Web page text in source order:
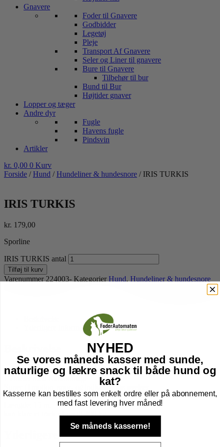
Gnavere
Foder til Gnavere
Godbidder
Legetøj
Pleje
Transport Af Gnavere
Seler og Liner til gnavere
Bure til Gnavere
Tilbehør til bur
Bund til Bur
Højtider gnaver
Lopper og tæger
Andre dyr
Fugle
Havens fugle
Pindsvin
Artikler
kr. 0,00 0 Kurv
Forside /Hund /Hundeliner & hundesnore / IRIS TURKIS
IRIS TURKIS
kr. 179,00
Sporline
IRIS TURKIS antal
Tilføj til kurv
Varenummer 224003- Kategorier Hund, Hundeliner & hundesnore
Yderligere information
Smidig flexible sporline.
15 meter med Karabinhage
Super til motion, spor- og indkaldnings øvelser.
Diameter: 6,5 mm.
kan klare et træk på op til 400 kg
Yderligere information
NYHED
Se vores måneds kasser med sunde,
naturlige og lækre snack til både hund og
kat?
Kasserne kan bestilles som enkelt ordre eller på abonnement,
med fast levering hver måned!
Se måneds kasserne!